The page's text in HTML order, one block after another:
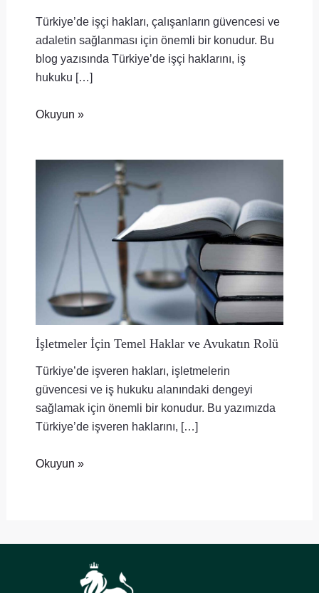
Türkiye’de işçi hakları, çalışanların güvencesi ve
adaletin sağlanması için önemli bir konudur. Bu
blog yazısında Türkiye’de işçi haklarını, iş
hukuku […]
Okuyun »
İşletmeler İçin Temel Haklar ve Avukatın Rolü
Türkiye’de işveren hakları, işletmelerin
güvencesi ve iş hukuku alanındaki dengeyi
sağlamak için önemli bir konudur. Bu yazımızda
Türkiye’de işveren haklarını, […]
Okuyun »